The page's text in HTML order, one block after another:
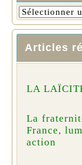
Articles
LA
La
France,
action